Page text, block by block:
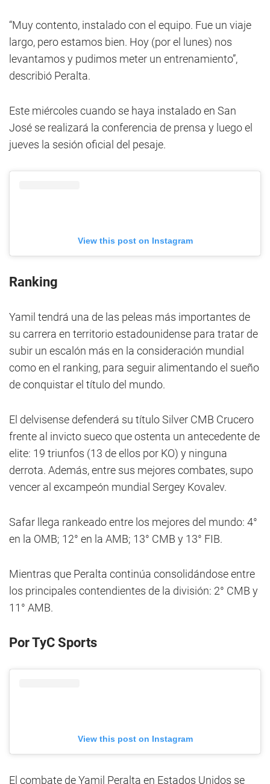
“Muy contento, instalado con el equipo. Fue un viaje
largo, pero estamos bien. Hoy (por el lunes) nos
levantamos y pudimos meter un entrenamiento”,
describió Peralta.
Este miércoles cuando se haya instalado en San
José se realizará la conferencia de prensa y luego el
jueves la sesión oficial del pesaje.
View this post on Instagram
Ranking
Yamil tendrá una de las peleas más importantes de
su carrera en territorio estadounidense para tratar de
subir un escalón más en la consideración mundial
como en el ranking, para seguir alimentando el sueño
de conquistar el título del mundo.
El delvisense defenderá su título Silver CMB Crucero
frente al invicto sueco que ostenta un antecedente de
elite: 19 triunfos (13 de ellos por KO) y ninguna
derrota. Además, entre sus mejores combates, supo
vencer al excampeón mundial Sergey Kovalev.
Safar llega rankeado entre los mejores del mundo: 4°
en la OMB; 12° en la AMB; 13° CMB y 13° FIB.
Mientras que Peralta continúa consolidándose entre
los principales contendientes de la división: 2° CMB y
11° AMB.
Por TyC Sports
View this post on Instagram
El combate de Yamil Peralta en Estados Unidos se